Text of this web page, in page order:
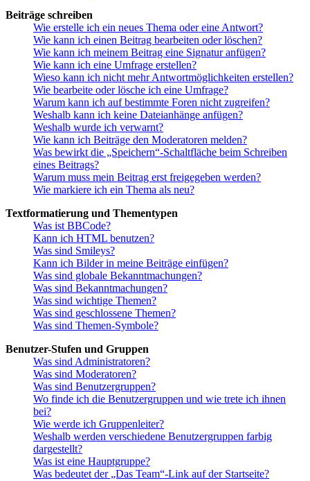
Beiträge schreiben
Wie erstelle ich ein neues Thema oder eine Antwort?
Wie kann ich einen Beitrag bearbeiten oder löschen?
Wie kann ich meinem Beitrag eine Signatur anfügen?
Wie kann ich eine Umfrage erstellen?
Wieso kann ich nicht mehr Antwortmöglichkeiten erstellen?
Wie bearbeite oder lösche ich eine Umfrage?
Warum kann ich auf bestimmte Foren nicht zugreifen?
Weshalb kann ich keine Dateianhänge anfügen?
Weshalb wurde ich verwarnt?
Wie kann ich Beiträge den Moderatoren melden?
Was bewirkt die „Speichern“-Schaltfläche beim Schreiben
eines Beitrags?
Warum muss mein Beitrag erst freigegeben werden?
Wie markiere ich ein Thema als neu?
Textformatierung und Thementypen
Was ist BBCode?
Kann ich HTML benutzen?
Was sind Smileys?
Kann ich Bilder in meine Beiträge einfügen?
Was sind globale Bekanntmachungen?
Was sind Bekanntmachungen?
Was sind wichtige Themen?
Was sind geschlossene Themen?
Was sind Themen-Symbole?
Benutzer-Stufen und Gruppen
Was sind Administratoren?
Was sind Moderatoren?
Was sind Benutzergruppen?
Wo finde ich die Benutzergruppen und wie trete ich ihnen
bei?
Wie werde ich Gruppenleiter?
Weshalb werden verschiedene Benutzergruppen farbig
dargestellt?
Was ist eine Hauptgruppe?
Was bedeutet der „Das Team“-Link auf der Startseite?